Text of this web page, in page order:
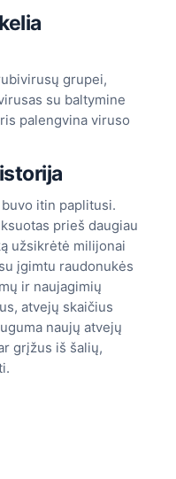
grupei,
su baltymine
palengvina viruso
itin paplitusi.
prieš daugiau
užsikrėtė milijonai
įgimtu raudonukės
ir naujagimių
atvejų skaičius
naujų atvejų
grįžus iš šalių,